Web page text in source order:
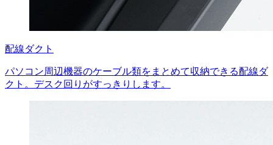
配線ダクト
パソコン周辺機器のケーブル類をまとめて収納できる配線ダ
クト。デスク回りがすっきりします。